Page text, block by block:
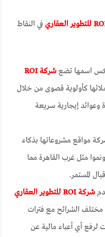
في النقاط
اسمها تضع
شركة ROI
كأولوية قصوى من خلال
إيجارية سريعة
مواقع مشروعاتها بذكاء
مثل غرب القاهرة مما
المستمر.
شركة ROI للتطوير العقاري
الشرائح مع فترات
لرفع أي أعباء مالية عن